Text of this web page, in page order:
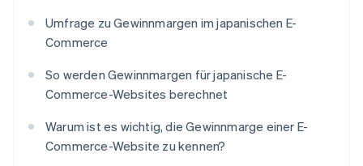
Umfrage zu Gewinnmargen im japanischen E-
Commerce
So werden Gewinnmargen für japanische E-
Commerce-Websites berechnet
Warum ist es wichtig, die Gewinnmarge einer E-
Commerce-Website zu kennen?